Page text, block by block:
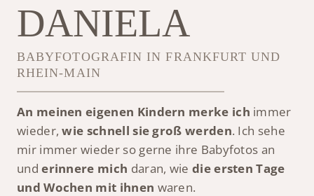
DANIELA
BABYFOTOGRAFIN IN FRANKFURT UND
RHEIN-MAIN
An meinen eigenen Kindern merke ich immer
wieder,wie schnell sie groß werden. Ich sehe
mir immer wieder so gerne ihre Babyfotos an
underinnere mich daran, wiedie ersten Tage
und Wochen mit ihnen waren.